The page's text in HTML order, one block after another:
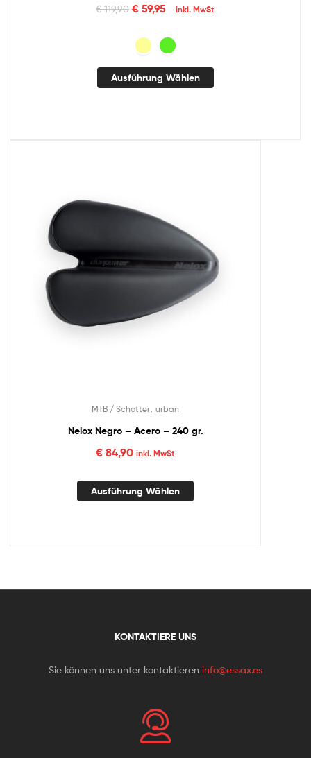
€119,90 € 59,95 inkl. MwSt
Ausführung Wählen
MTB / Schotter, urban
Nelox Negro – Acero – 240 gr.
€ 84,90 inkl. MwSt
Ausführung Wählen
KONTAKTIERE UNS
Sie können uns unter kontaktieren info@essax.es